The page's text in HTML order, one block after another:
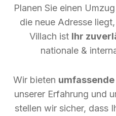
Planen Sie einen
die neue Adresse
Villach ist Ihr
nationale &
Wir bieten
unserer Erfahrung und
stellen wir sicher, dass